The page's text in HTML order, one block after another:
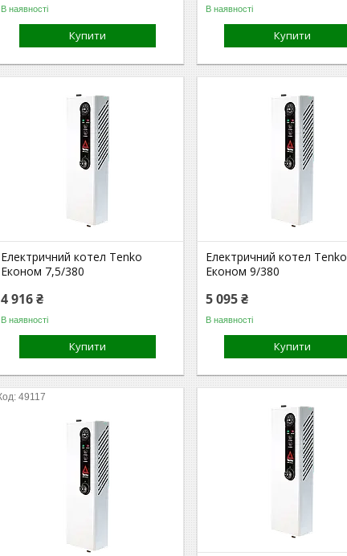
В наявності
Купити
В наявності
Купити
Електричний котел Tenko
Економ 7,5/380
4 916 ₴
В наявності
Купити
Електричний котел Tenko
Економ 9/380
5 095 ₴
В наявності
Купити
49117